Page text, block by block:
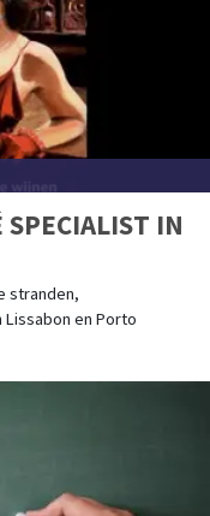
SPECIALIST IN
stranden,
en Porto